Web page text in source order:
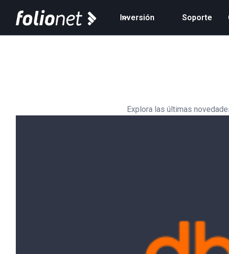
Inversión Soporte
Explora las últimas